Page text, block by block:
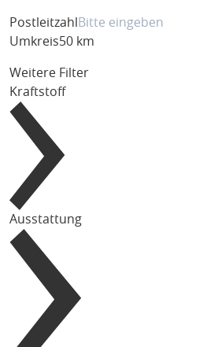
Postleitzahl
Umkreis50 km
Weitere Filter
Kraftstoff
Ausstattung